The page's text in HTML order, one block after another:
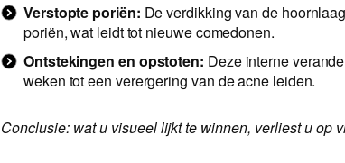
Verstopte poriën: De verdikking van de
poriën, wat leidt tot nieuwe comedonen.
Ontstekingen en opstoten: Deze interne
weken tot een verergering van de acne leiden.
Conclusie: wat u visueel lijkt te winnen, verliest u op